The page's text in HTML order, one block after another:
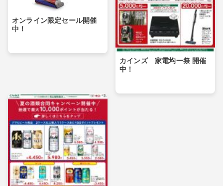
オンライン限定セール開催
中！
カインズ 家電均一祭 開催
中！